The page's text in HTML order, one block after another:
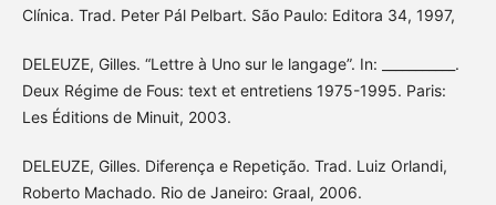
Clínica. Trad. Peter Pál Pelbart. São Paulo: Editora 34, 1997,
DELEUZE, Gilles. “Lettre à Uno sur le langage”. In: ___________.
Deux Régime de Fous: text et entretiens 1975-1995. Paris:
Les Éditions de Minuit, 2003.
DELEUZE, Gilles. Diferença e Repetição. Trad. Luiz Orlandi,
Roberto Machado. Rio de Janeiro: Graal, 2006.